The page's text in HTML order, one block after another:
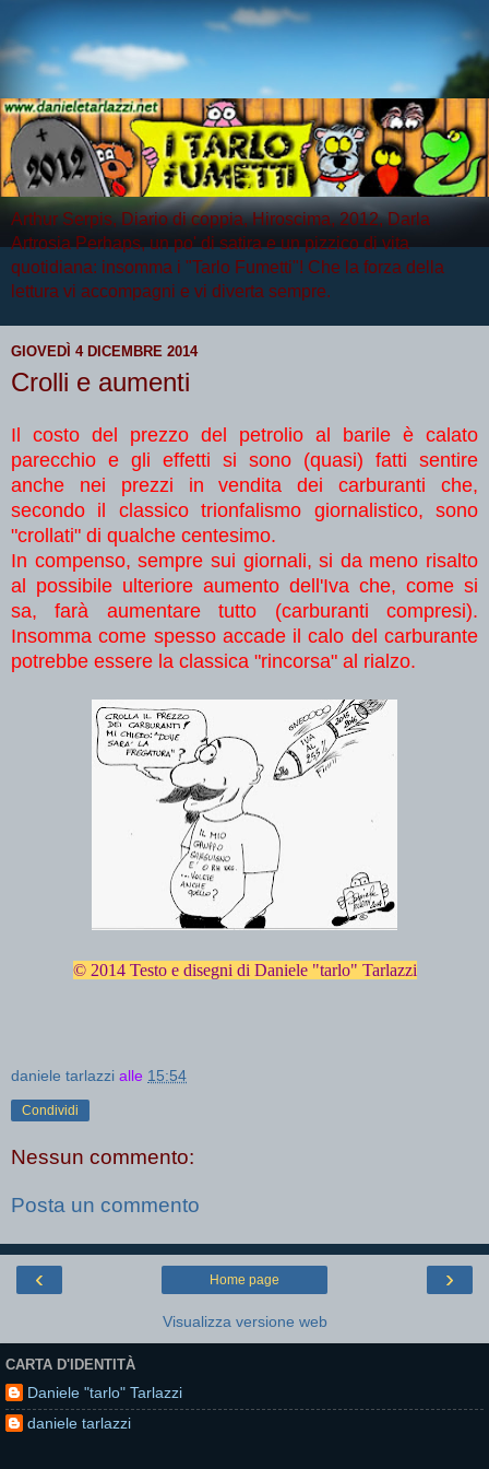
Arthur Serpis, Diario di coppia, Hiroscima, 2012, Darla
Artrosia Perhaps, un po' di satira e un pizzico di vita
quotidiana: insomma i "Tarlo Fumetti"! Che la forza della
lettura vi accompagni e vi diverta sempre.
GIOVEDÌ 4 DICEMBRE 2014
Crolli e aumenti
Il costo del prezzo del petrolio al barile è calato
parecchio e gli effetti si sono (quasi) fatti sentire
anche nei prezzi in vendita dei carburanti che,
secondo il classico trionfalismo giornalistico, sono
"crollati" di qualche centesimo.
In compenso, sempre sui giornali, si da meno risalto
al possibile ulteriore aumento dell'Iva che, come si
sa, farà aumentare tutto (carburanti compresi).
Insomma come spesso accade il calo del carburante
potrebbe essere la classica "rincorsa" al rialzo.
© 2014 Testo e disegni di Daniele "tarlo" Tarlazzi
daniele tarlazzi alle 15:54
Condividi
Nessun commento:
Posta un commento
‹ ›
Home page
Visualizza versione web
CARTA D'IDENTITÀ
Daniele "tarlo" Tarlazzi
daniele tarlazzi